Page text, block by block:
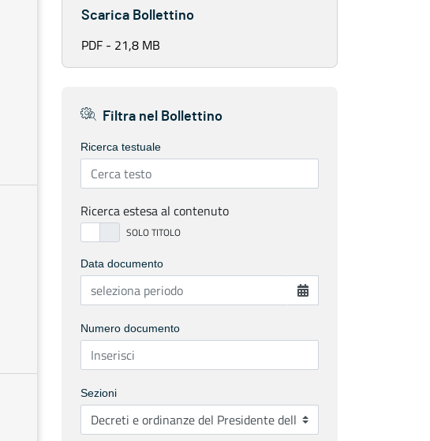
Scarica Bollettino
PDF - 21,8 MB
Filtra nel Bollettino
Ricerca testuale
Ricerca estesa al contenuto
Data documento
Numero documento
Sezioni